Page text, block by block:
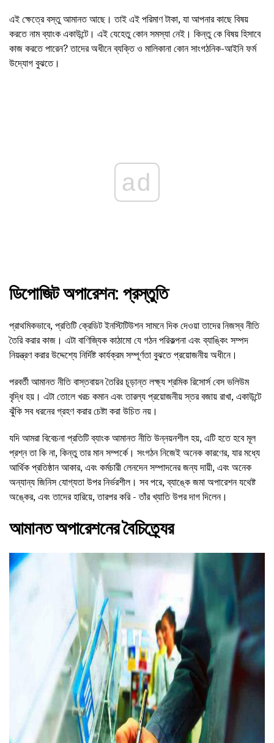
এই ক্ষেত্রে বস্তু আমানত আছে। তাই এই পরিমাণ টাকা, যা আপনার কাছে বিষয়
করতে নাম ব্যাংক একাউন্টে। এই যেহেতু কোন সমস্যা নেই। কিন্তু কে বিষয় হিসাবে
কাজ করতে পারেন? তাদের অধীনে ব্যক্তি ও মালিকানা কোন সাংগঠনিক-আইনি ফর্ম
উদ্যোগ বুঝতে।
ad
ডিপোজিট অপারেশন: প্রস্তুতি
প্রাথমিকভাবে, প্রতিটি ক্রেডিট ইনস্টিটিউশন সামনে দিক দেওয়া তাদের নিজস্ব নীতি
তৈরি করার কাজ। এটা বাণিজ্যিক কাঠামো যে গঠন পরিকল্পনা এবং ব্যাঙ্কিং সম্পদ
নিয়ন্ত্রণ করার উদ্দেশ্যে নির্দিষ্ট কার্যক্রম সম্পূর্ণতা বুঝতে প্রয়োজনীয় অধীনে।
পরবর্তী আমানত নীতি বাস্তবায়ন তৈরির চূড়ান্ত লক্ষ্য শ্রমিক রিসোর্স বেস ভলিউম
বৃদ্ধি হয়। এটা তোলে খরচ কমান এবং তারল্য প্রয়োজনীয় স্তর বজায় রাখা, একাউন্টে
ঝুঁকি সব ধরনের গ্রহণ করার চেষ্টা করা উচিত নয়।
যদি আমরা বিবেচনা প্রতিটি ব্যাংক আমানত নীতি উন্নয়নশীল হয়, এটি হতে হবে মূল
প্রশ্ন তা কি না, কিন্তু তার মান সম্পর্কে। সংগঠন নিজেই অনেক কারণের, যার মধ্যে
আর্থিক প্রতিষ্ঠান আকার, এবং কর্মচারী লেনদেন সম্পাদনের জন্য দায়ী, এবং অনেক
অন্যান্য জিনিস যোগ্যতা উপর নির্ভরশীল। সব পরে, ব্যাঙ্কে জমা অপারেশন যথেষ্ট
অঙ্কের, এবং তাদের হারিয়ে, তারপর করি - তাঁর খ্যাতি উপর দাগ দিলেন।
আমানত অপারেশনের বৈচিত্র্যের